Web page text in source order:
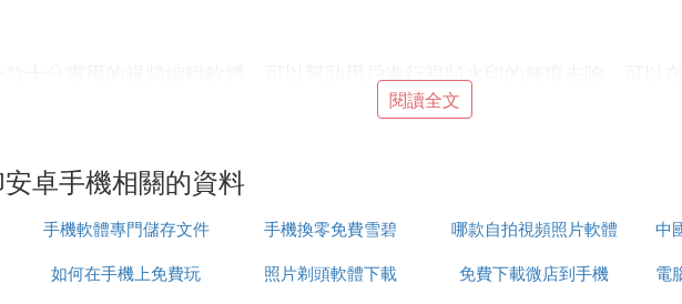
為視頻添加字幕或者是配音，大家快來下載一鍵去水印app。
，一款十分優質的視頻編輯軟體，為用戶提供無痕去除水印的功能，不會破
行視頻的裁剪和拼接等操作，大家快來下載快捷去水印大師app。
閱讀全文
卓手機相關的資料
手機軟體專門儲存文件 手機換零免費雪碧
哪款自拍視頻照片軟體
好
中
如何在手機上免費玩
照片剃頭軟體下載 免費下載微店到手機 電